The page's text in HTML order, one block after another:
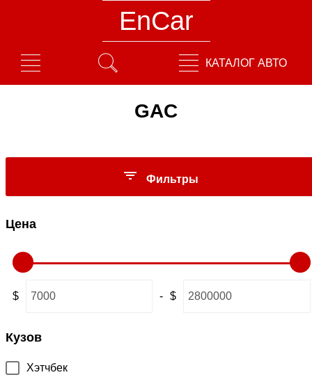
EnCar
КАТАЛОГ АВТО
GAC
Фильтры
Цена
$ - $
Кузов
Хэтчбек